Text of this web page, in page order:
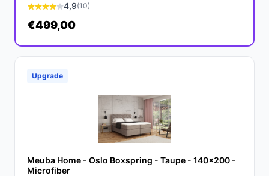
andere modellen dit niveau van comfort niet bieden.
Conclusie
De Maxi Owen Boxspring 140x200 cm is een
uitstekende keuze voor iedereen die op zoek is naar
alle elementen voor een goede nachtrust in één pakket.
Maak de juiste keuze voor je slaapkamer en geniet van
de luxe die je verdient!
Ontdek alle specificaties en vergelijk prijzen op beste-
boxspring.nl. Kies bewust wat perfect past bij jouw
4,9(10)
€499,00
Upgrade
Meuba Home - Oslo Boxspring - Taupe - 140x200 -
Microfiber